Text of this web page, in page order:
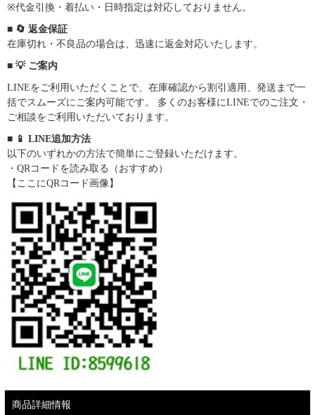
※代金引換・着払い・日時指定は対応しておりません。
■ 🔄 返金保証
在庫切れ・不良品の場合は、迅速に返金対応いたします。
■ 💡 ご案内
LINEをご利用いただくことで、在庫確認から割引適用、発送まで一
括でスムーズにご案内可能です。 多くのお客様にLINEでのご注文・
ご相談をご利用いただいております。
■ 📱 LINE追加方法
以下のいずれかの方法で簡単にご登録いただけます。
・QRコードを読み取る（おすすめ）
【ここにQRコード画像】
商品詳細情報